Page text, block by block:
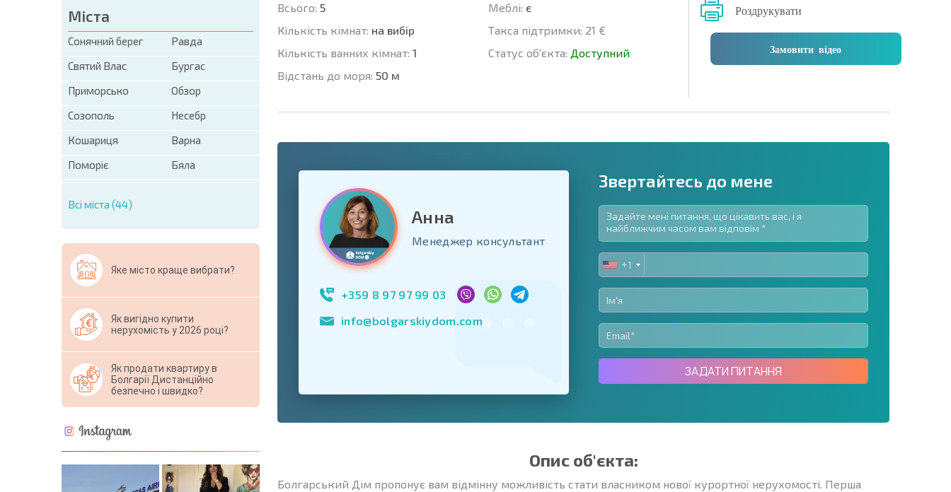
Міста
Сонячний берег
Равда
Святий Влас
Бургас
Приморсько
Обзор
Созополь
Несебр
Кошариця
Варна
Поморіє
Бяла
Всі міста (44)
Яке місто краще вибрати?
Як вигідно купити
нерухомість у 2026 році?
Як продати квартиру в
Болгарії Дистанційно
безпечно і швидко?
Всього: 5
Кількість кімнат: на вибір
Кількість ванних кімнат: 1
Відстань до моря: 50 м
Меблі: є
Такса підтримки: 21 €
Статус об'єкта: Доступний
Роздрукувати
Замовити відео
United
+1
* Поля обов'язкові для заповнення
Свернуть форму
Підписатися на розсилку | Натискаючи кнопку, ви дозволяєте
використання своїх даних.
Надіслати повідомлення
Анна
Менеджер консультант
+359 8 97 97 99 03
info@bolgarskiydom.com
Звертайтесь до мене
UNITED
STATES
+1
+1
ЗАДАТИ ПИТАННЯ
Опис об'єкта:
Болгарський Дім пропонує вам відмінну можливість стати власником нової курортної нерухомості. Перша